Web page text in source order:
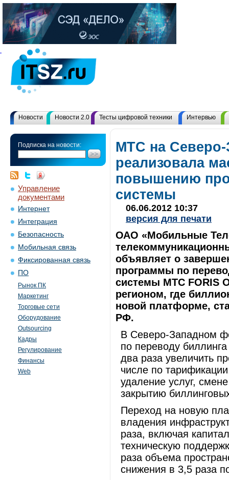
Новости Новости 2.0 Тесты цифровой техники Интервью
Подписка на новости:
Управление
документами
Интернет
Интеграция
Безопасность
Мобильная связь
Фиксированная связь
ПО
Рынок ПК
Маркетинг
Торговые сети
Оборудование
Outsourcing
Кадры
Регулирование
Финансы
Web
МТС на Северо-
реализовала
повышению
системы
06.06.2012 10:37
версия для печати
ОАО «Мобильные
объявляет о
программы по
системы МТС FORIS
регионом, где
новой платформе,
РФ.
В Северо-Западном
по переводу
два раза увеличить
числе по
удаление услуг,
закрытию
Переход на новую
владения
раза, включая
техническую
раза объема
снижения в 3,5 раза